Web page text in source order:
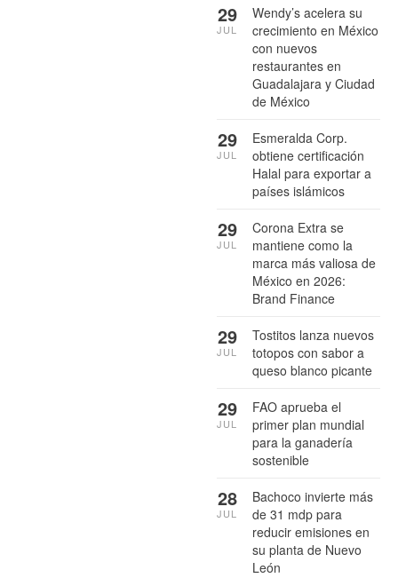
Wendy’s acelera su
crecimiento en México
con nuevos
restaurantes en
Guadalajara y Ciudad
de México
29
JUL
Esmeralda Corp.
obtiene certificación
Halal para exportar a
países islámicos
29
JUL
Corona Extra se
mantiene como la
marca más valiosa de
México en 2026:
Brand Finance
29
JUL
Tostitos lanza nuevos
totopos con sabor a
queso blanco picante
29
JUL
FAO aprueba el
primer plan mundial
para la ganadería
sostenible
29
JUL
Bachoco invierte más
de 31 mdp para
reducir emisiones en
su planta de Nuevo
León
28
JUL